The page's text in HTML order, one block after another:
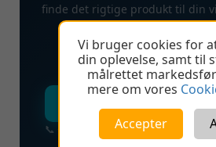
finde det rigtige produkt til din
📞 +45 98 94 59 65
Vi bruger cookies for
din oplevelse, samt til
målrettet
mere om vores
Accepter